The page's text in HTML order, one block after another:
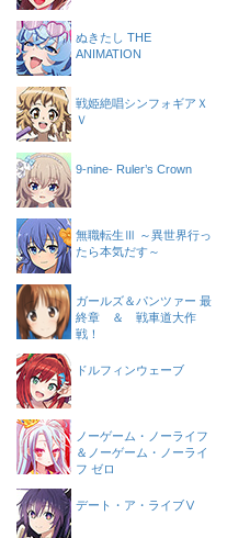
ぬきたし THE
ANIMATION
戦姫絶唱シンフォギアＸ
Ｖ
9-nine- Ruler’s Crown
無職転生Ⅲ ～異世界行っ
たら本気だす～
ガールズ＆パンツァー 最
終章 ＆ 戦車道大作
戦！
ドルフィンウェーブ
ノーゲーム・ノーライフ
＆ノーゲーム・ノーライ
フ ゼロ
デート・ア・ライブⅤ